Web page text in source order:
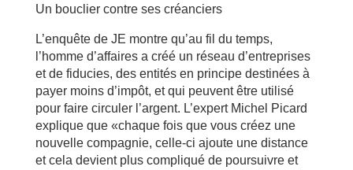
Un bouclier contre ses créanciers
L’enquête de JE montre qu’au fil du temps,
l’homme d’affaires a créé un réseau d’entreprises
et de fiducies, des entités en principe destinées à
payer moins d’impôt, et qui peuvent être utilisé
pour faire circuler l’argent. L’expert Michel Picard
explique que «chaque fois que vous créez une
nouvelle compagnie, celle-ci ajoute une distance
et cela devient plus compliqué de poursuivre et